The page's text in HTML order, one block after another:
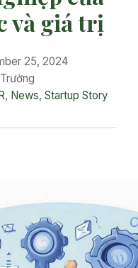
và giá trị
25, 2024
, News, Startup Story